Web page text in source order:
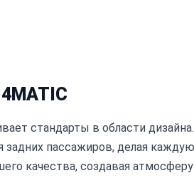
стандарты в области дизайна.
задних пассажиров, делая каждую
качества, создавая атмосферу